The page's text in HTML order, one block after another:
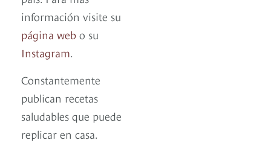
información visite su
página web o su
Instagram
Constantemente
publican recetas
saludables que puede
replicar en casa.